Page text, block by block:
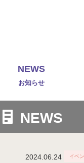
NEWS
お知らせ
NEWS
2024.06.24